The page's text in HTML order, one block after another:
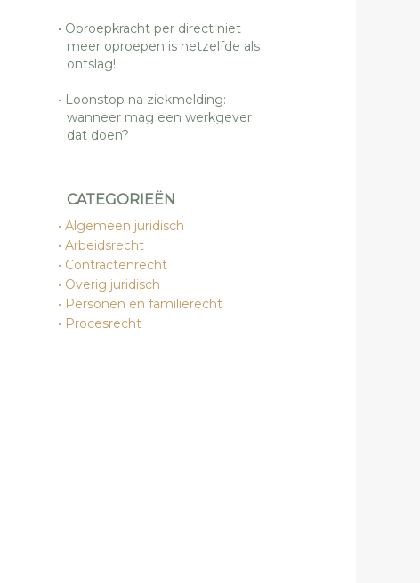
Oproepkracht per direct niet
meer oproepen is hetzelfde als
ontslag!
Loonstop na ziekmelding:
wanneer mag een werkgever
dat doen?
CATEGORIEËN
Algemeen juridisch
Arbeidsrecht
Contractenrecht
Overig juridisch
Personen en familierecht
Procesrecht